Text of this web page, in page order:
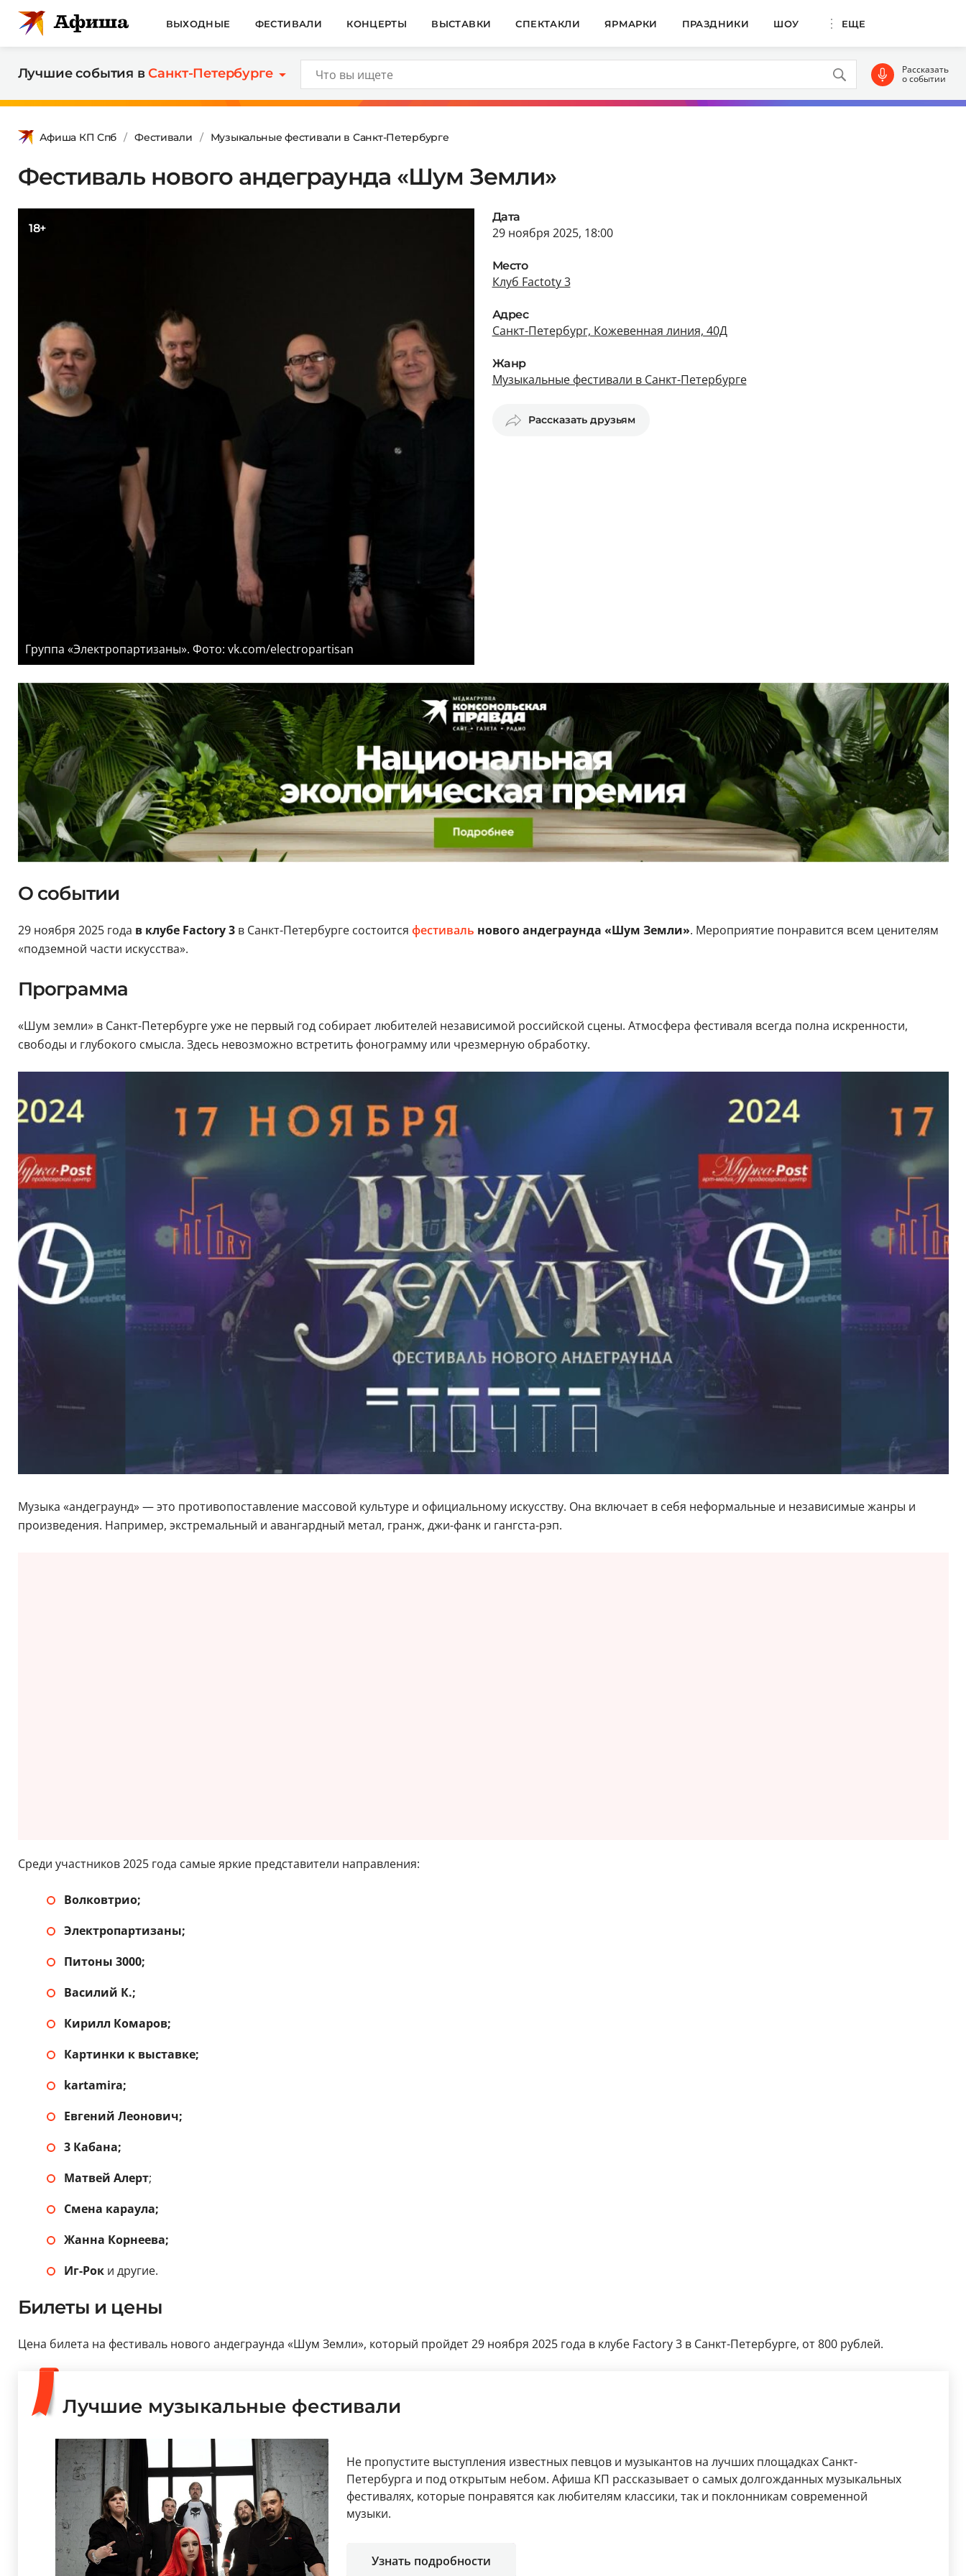
ВЫХОДНЫЕ ФЕСТИВАЛИ КОНЦЕРТЫ ВЫСТАВКИ СПЕКТАКЛИ ЯРМАРКИ ПРАЗДНИКИ ШОУ ЕЩЕ
Лучшие события вСанкт-Петербурге Рассказать
о событии
Афиша КП Спб Фестивали Музыкальные фестивали в Санкт-Петербурге
Фестиваль нового андеграунда «Шум Земли»
18+
Группа «Электропартизаны». Фото: vk.com/electropartisan
Дата
29 ноября 2025, 18:00
Место
Клуб Factoty 3
Адрес
Санкт-Петербург, Кожевенная линия, 40Д
Жанр
Музыкальные фестивали в Санкт-Петербурге
Рассказать друзьям
О событии
29 ноября 2025 года в клубе Factory 3в Санкт-Петербурге состоится фестиваль нового андеграунда «Шум Земли». Мероприятие понравится всем ценителям
«подземной части искусства».
Программа
«Шум земли» в Санкт-Петербурге уже не первый год собирает любителей независимой российской сцены. Атмосфера фестиваля всегда полна искренности,
свободы и глубокого смысла. Здесь невозможно встретить фонограмму или чрезмерную обработку.
Музыка «андеграунд» — это противопоставление массовой культуре и официальному искусству. Она включает в себя неформальные и независимые жанры и
произведения. Например, экстремальный и авангардный метал, гранж, джи-фанк и гангста-рэп.
Среди участников 2025 года самые яркие представители направления:
Волковтрио;
Электропартизаны;
Питоны 3000;
Василий К.;
Кирилл Комаров;
Картинки к выставке;
kartamira;
Евгений Леонович;
3 Кабана;
Матвей Алерт;
Смена караула;
Жанна Корнеева;
Иг-Роки другие.
Билеты и цены
Цена билета на фестиваль нового андеграунда «Шум Земли», который пройдет 29 ноября 2025 года в клубе Factory 3 в Санкт-Петербурге, от 800 рублей.
Лучшие музыкальные фестивали
Не пропустите выступления известных певцов и музыкантов на лучших площадках Санкт-
Петербурга и под открытым небом. Афиша КП рассказывает о самых долгожданных музыкальных
фестивалях, которые понравятся как любителям классики, так и поклонникам современной
музыки.
Узнать подробности